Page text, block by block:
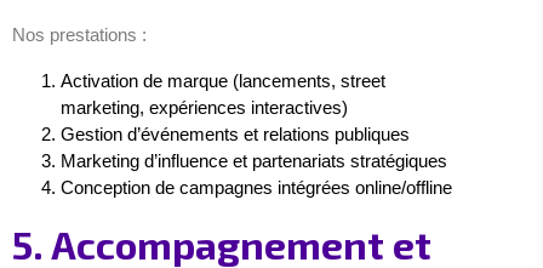
Nos prestations :
Activation de marque (lancements, street
marketing, expériences interactives)
Gestion d’événements et relations publiques
Marketing d’influence et partenariats stratégiques
Conception de campagnes intégrées online/offline
5. Accompagnement et